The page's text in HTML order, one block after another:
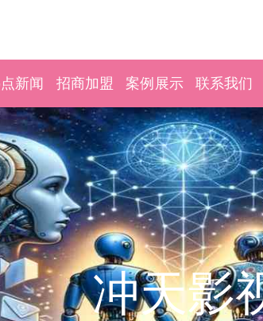
新闻 招商加盟 案例展示 联系我们
冲天影